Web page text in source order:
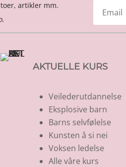
artikler mm.
AKTUELLE KURS
Veilederutdannelse
Eksplosive barn
Barns selvfølelse
Kunsten å si nei
Voksen ledelse
Alle våre kurs